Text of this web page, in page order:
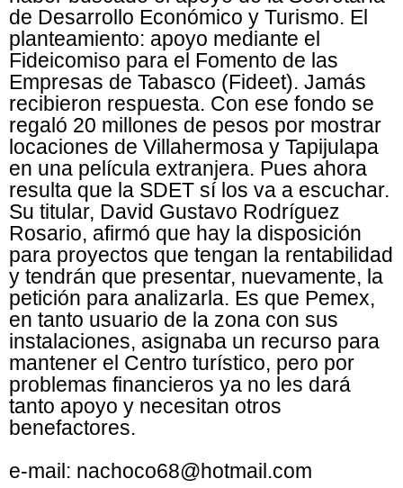
de Desarrollo Económico y Turismo. El
planteamiento: apoyo mediante el
Fideicomiso para el Fomento de las
Empresas de Tabasco (Fideet). Jamás
recibieron respuesta. Con ese fondo se
regaló 20 millones de pesos por mostrar
locaciones de Villahermosa y Tapijulapa
en una película extranjera. Pues ahora
resulta que la SDET sí los va a escuchar.
Su titular, David Gustavo Rodríguez
Rosario, afirmó que hay la disposición
para proyectos que tengan la rentabilidad
y tendrán que presentar, nuevamente, la
petición para analizarla. Es que Pemex,
en tanto usuario de la zona con sus
instalaciones, asignaba un recurso para
mantener el Centro turístico, pero por
problemas financieros ya no les dará
tanto apoyo y necesitan otros
benefactores.
e-mail: nachoco68@hotmail.com